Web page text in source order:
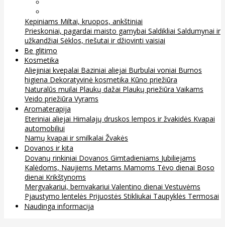
Kepiniams Miltai, kruopos, ankštiniai
Prieskoniai, pagardai maisto gamybai Saldikliai Saldumynai ir
užkandžiai Sėklos, riešutai ir džiovinti vaisiai
Be glitimo
Kosmetika
Aliejiniai kvepalai Baziniai aliejai Burbulai voniai Burnos
higiena Dekoratyvinė kosmetika Kūno priežiūra
Naturalūs muilai Plaukų dažai Plaukų priežiūra Vaikams
Veido priežiūra Vyrams
Aromaterapija
Eteriniai aliejai Himalajų druskos lempos ir žvakidės Kvapai
automobiliui
Namų kvapai ir smilkalai Žvakės
Dovanos ir kita
Dovanų rinkiniai Dovanos Gimtadieniams Jubiliejams
Kalėdoms, Naujiems Metams Mamoms Tėvo dienai Boso
dienai Krikštynoms
Mergvakariui, bernvakariui Valentino dienai Vestuvėms
Pjaustymo lentelės Prijuostės Stikliukai Taupyklės Termosai
Naudinga informacija